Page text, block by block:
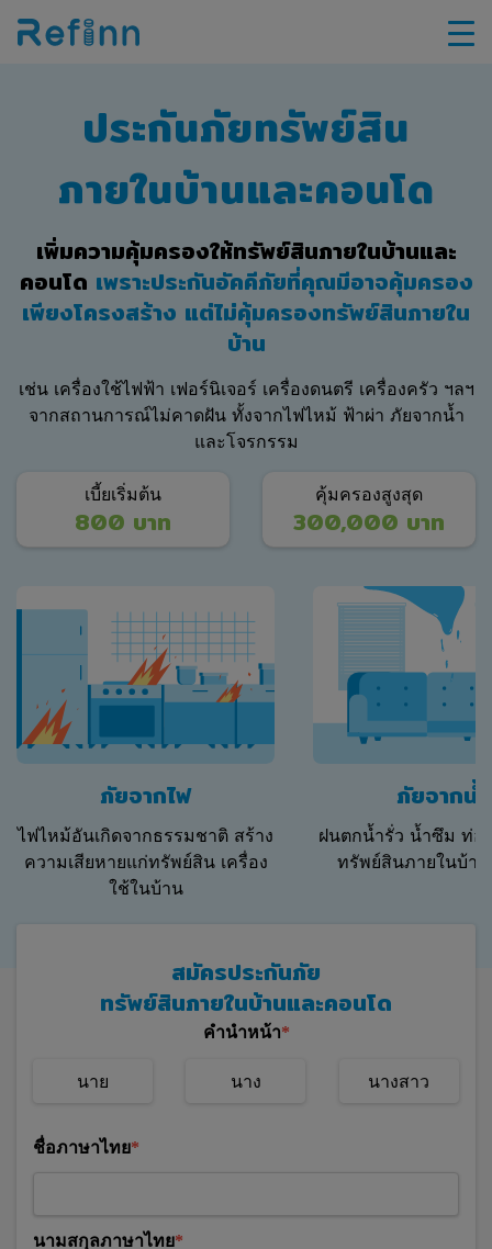
ประกันภัยทรัพย์สิน
ภายในบ้านและคอนโด
เพิ่มความคุ้มครองให้ทรัพย์สินภายในบ้านและ
คอนโด เพราะประกันอัคคีภัยที่คุณมีอาจคุ้มครอง
เพียงโครงสร้าง แต่ไม่คุ้มครองทรัพย์สินภายใน
บ้าน
เช่น เครื่องใช้ไฟฟ้า เฟอร์นิเจอร์ เครื่องดนตรี เครื่องครัว ฯลฯ
จากสถานการณ์ไม่คาดฝัน ทั้งจากไฟไหม้ ฟ้าผ่า ภัยจากน้ำ
และโจรกรรม
เบี้ยเริ่มต้น
800 บาท
คุ้มครองสูงสุด
300,000 บาท
ภัยจากไฟ
ไฟไหม้อันเกิดจากธรรมชาติ สร้าง
ความเสียหายแก่ทรัพย์สิน เครื่อง
ใช้ในบ้าน
ภัยจากน้ำ
ฝนตกน้ำรั่ว น้ำซึม ท่อ
ทรัพย์สินภายในบ้าน
สมัครประกันภัย
ทรัพย์สินภายในบ้านและคอนโด
คำนำหน้า
นาย นาง นางสาว
ชื่อภาษาไทย
นามสกุลภาษาไทย